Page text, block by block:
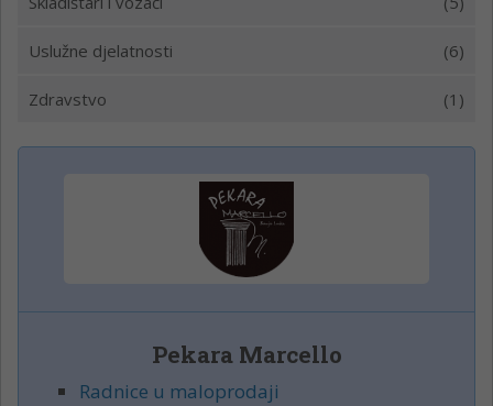
Uslužne djelatnosti (6)
Zdravstvo (1)
Pekara Marcello
Radnice u maloprodaji